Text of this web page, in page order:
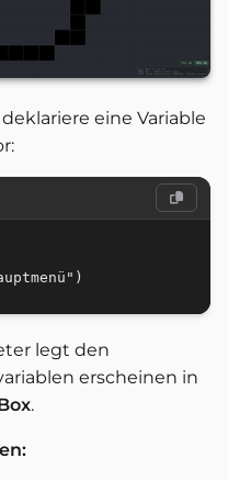
eine Variable
legt den
erscheinen in
.